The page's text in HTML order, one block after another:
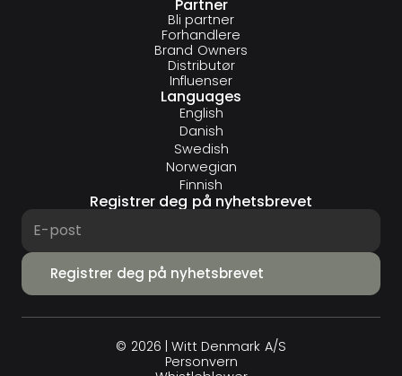
Partner
Bli partner
Forhandlere
Brand Owners
Distributør
Influenser
Languages
English
Danish
Swedish
Norwegian
Finnish
Registrer deg på nyhetsbrevet
© 2026 | Witt Denmark A/S
Personvern